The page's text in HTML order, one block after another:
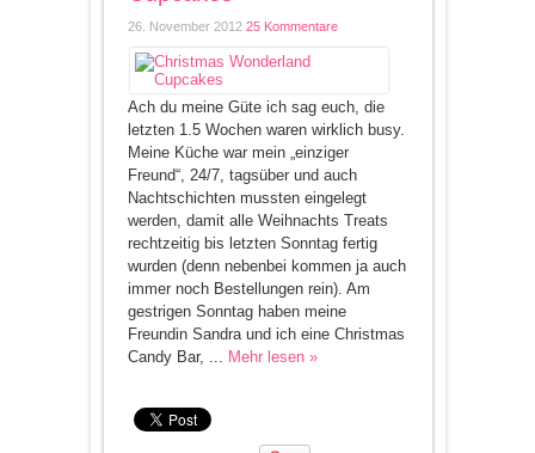
26. November 2012 25 Kommentare
Ach du meine Güte ich sag euch, die
letzten 1.5 Wochen waren wirklich busy.
Meine Küche war mein „einziger
Freund“, 24/7, tagsüber und auch
Nachtschichten mussten eingelegt
werden, damit alle Weihnachts Treats
rechtzeitig bis letzten Sonntag fertig
wurden (denn nebenbei kommen ja auch
immer noch Bestellungen rein). Am
gestrigen Sonntag haben meine
Freundin Sandra und ich eine Christmas
Candy Bar, ... Mehr lesen »